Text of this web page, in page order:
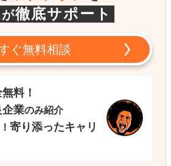
が徹底サポート
ぐ無料相談
料！
企業のみ紹介
寄り添ったキャリ